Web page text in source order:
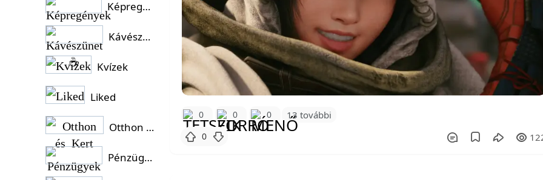
0 0 0 13 további
0
Képregények
Kávészünet ☕
Kvízek
Liked
Otthon és Kert
Pénzügyek